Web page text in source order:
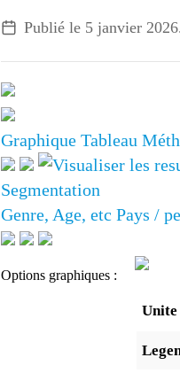
Publié le 5 janvier 2026.
Graphique Tableau
Segmentation
Genre, Age, etc Pays /
Options graphiques :
Unite